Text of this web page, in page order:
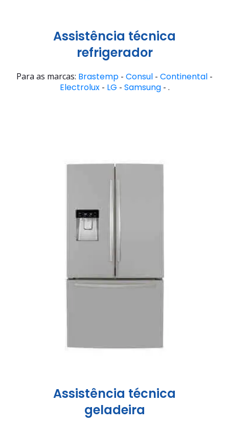
Assistência técnica
refrigerador
Para as marcas: Brastemp - Consul - Continental -
Electrolux- LG - Samsung- .
Assistência técnica
geladeira